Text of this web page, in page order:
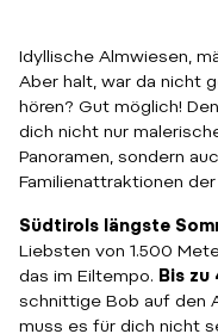
Idyllische Almwiesen,
Aber halt, war da nicht
hören? Gut möglich!
dich nicht nur
Panoramen, sondern
Familienattraktionen
Südtirols längste
Liebsten von 1.500
das im Eiltempo. Bis
schnittige Bob auf den
muss es für dich nicht